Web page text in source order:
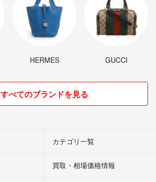
HERMES GUCCI
すべてのブランドを見る
カテゴリ一覧
買取・相場価格情報